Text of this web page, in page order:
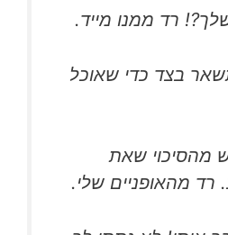
רד ממנו מייד.
בצד כדי שאוכל
מהסיכוי שאת
רד מהאופניים שלי.